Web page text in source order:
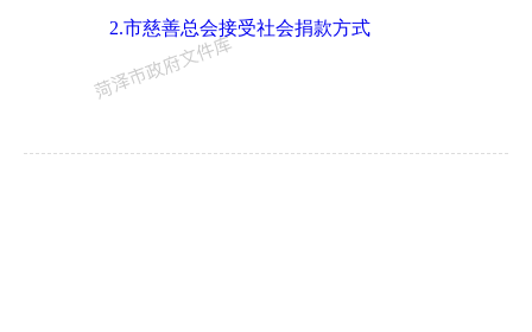
2.市慈善总会接受社会捐款方式